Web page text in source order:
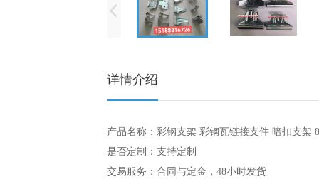
详情介绍
产品名称：彩钢支架 彩钢瓦链接支件 暗扣支架
是否定制：支持定制
交易服务：合同与定金，48小时发货